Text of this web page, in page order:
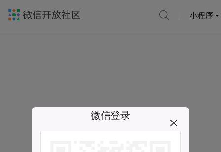
小程序
微信登录